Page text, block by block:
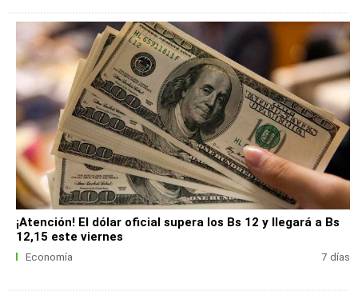
¡Atención! El dólar oficial supera los Bs 12 y llegará a Bs
12,15 este viernes
Economía 7 días